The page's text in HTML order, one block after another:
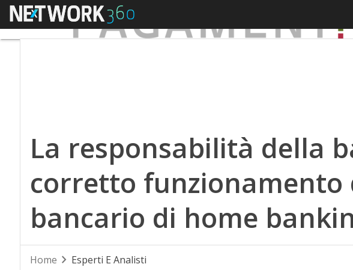
Menu
La responsabilità della
corretto funzionamento
bancario di home
Home Esperti E Analisti